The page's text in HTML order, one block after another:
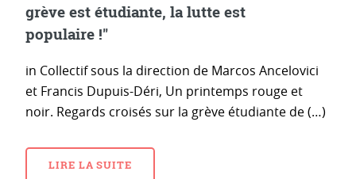
grève est étudiante, la lutte est
populaire !"
in Collectif sous la direction de Marcos Ancelovici
et Francis Dupuis-Déri, Un printemps rouge et
noir. Regards croisés sur la grève étudiante de (…)
LIRE LA SUITE